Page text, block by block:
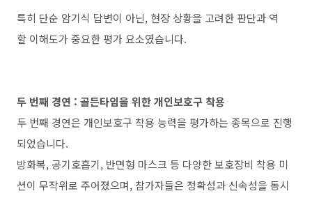
특히 단순 암기식 답변이 아닌, 현장 상황을 고려한 판단과 역
할 이해도가 중요한 평가 요소였습니다.
두 번째 경연 : 골든타임을 위한 개인보호구 착용
두 번째 경연은 개인보호구 착용 능력을 평가하는 종목으로 진행
되었습니다.
방화복, 공기호흡기, 반면형 마스크 등 다양한 보호장비 착용 미
션이 무작위로 주어졌으며, 참가자들은 정확성과 신속성을 동시